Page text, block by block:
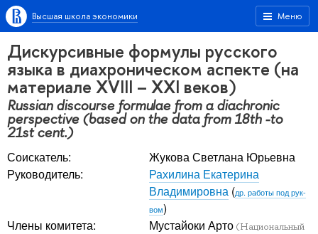
Меню
Высшая школа экономики
Дискурсивные формулы русского
языка в диахроническом аспекте (на
материале XVIII – XXI веков)
Russian discourse formulae from a diachronic
perspective (based on the data from 18th -to
21st cent.)
Соискатель:
Жукова Светлана Юрьевна
Руководитель:
Рахилина Екатерина
Владимировна (др. работы под рук-
вом)
Члены комитета:
Мустайоки Арто (Национальный